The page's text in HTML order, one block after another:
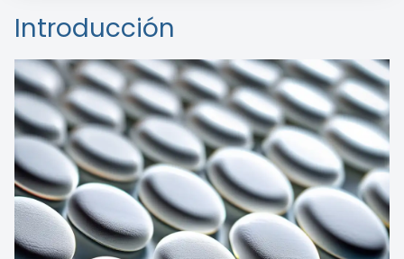
Introducción